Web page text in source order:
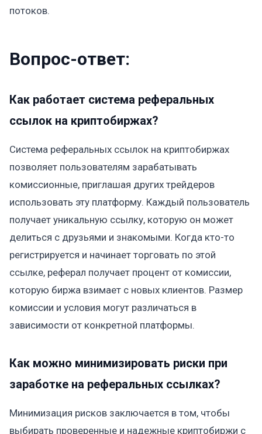
потоков.
Вопрос-ответ:
Как работает система реферальных
ссылок на криптобиржах?
Система реферальных ссылок на криптобиржах
позволяет пользователям зарабатывать
комиссионные, приглашая других трейдеров
использовать эту платформу. Каждый пользователь
получает уникальную ссылку, которую он может
делиться с друзьями и знакомыми. Когда кто-то
регистрируется и начинает торговать по этой
ссылке, реферал получает процент от комиссии,
которую биржа взимает с новых клиентов. Размер
комиссии и условия могут различаться в
зависимости от конкретной платформы.
Как можно минимизировать риски при
заработке на реферальных ссылках?
Минимизация рисков заключается в том, чтобы
выбирать проверенные и надежные криптобиржи с